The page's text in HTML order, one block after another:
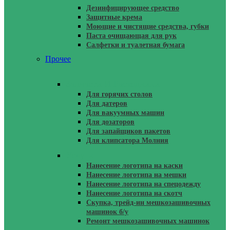
Дезинфицирующее средство
Защитные крема
Моющие и чистящие средства, губки
Паста очищающая для рук
Салфетки и туалетная бумага
Прочее
Для горячих столов
Для датеров
Для вакуумных машин
Для дозаторов
Для запайщиков пакетов
Для клипсатора Молния
Нанесение логотипа на каски
Нанесение логотипа на мешки
Нанесение логотипа на спецодежду
Нанесение логотипа на скотч
Скупка, трейд-ин мешкозашивочных
машинок б/у
Ремонт мешкозашивочных машинок